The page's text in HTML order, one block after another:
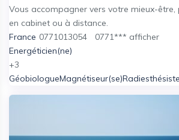
Vous accompagner vers votre mieux-être,
en cabinet ou à distance.
France 0771013054 0771*** afficher
Energéticien(ne)
+3
GéobiologueMagnétiseur(se)Radiesthésiste